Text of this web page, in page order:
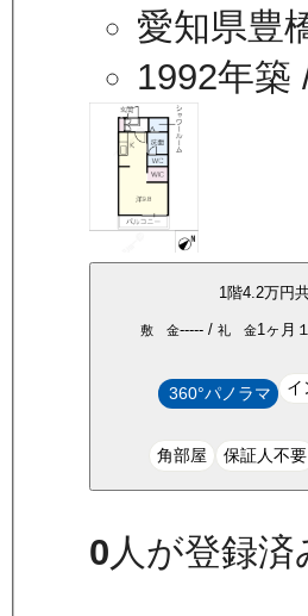
愛知県豊
1992年築
1階4.2万円
敷 金----- /礼 金1ヶ月
360°パノラマ イ
角部屋 保証人不要
0人が登録済